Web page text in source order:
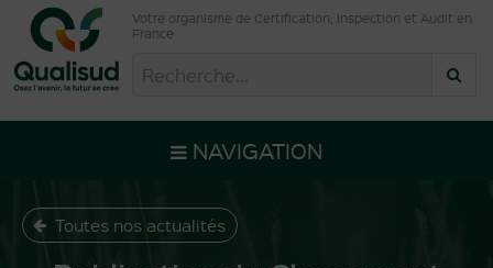
Votre organisme de Certification, Inspection et Audit en
France
NAVIGATION
Toutes nos actualités